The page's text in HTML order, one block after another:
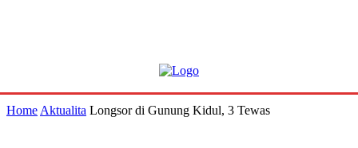
Home Aktualita Longsor di Gunung Kidul, 3 Tewas